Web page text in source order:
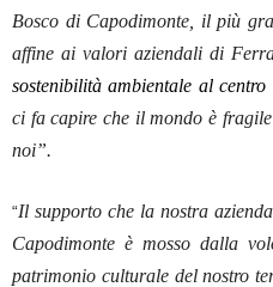
Bosco di Capodimonte, il più
affine ai valori aziendali di
sostenibilità ambientale al
ci fa capire che il mondo è
noi”.
“Il supporto che la nostra
Capodimonte è mosso dalla
patrimonio culturale del nostro